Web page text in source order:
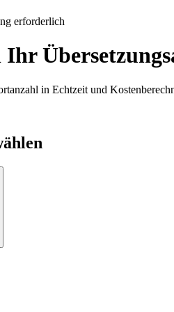
erforderlich
Ihr
in Echtzeit und